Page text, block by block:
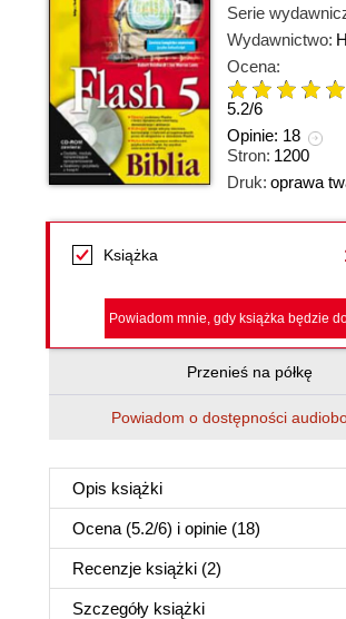
Serie
Wydawnictwo:
Ocena:
5.2/6
Opinie: 18
Stron: 1200
Druk: oprawa
Książka
Powiadom mnie, gdy książka będzie
Przenieś na półkę
Powiadom o dostępności
Opis książki
Ocena (5.2/6) i opinie (18)
Recenzje książki (2)
Szczegóły książki